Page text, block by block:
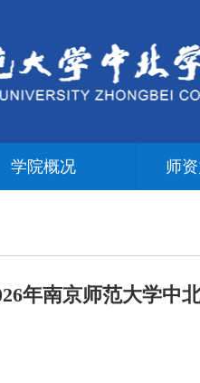
学院概况 师
年南京师范大学中